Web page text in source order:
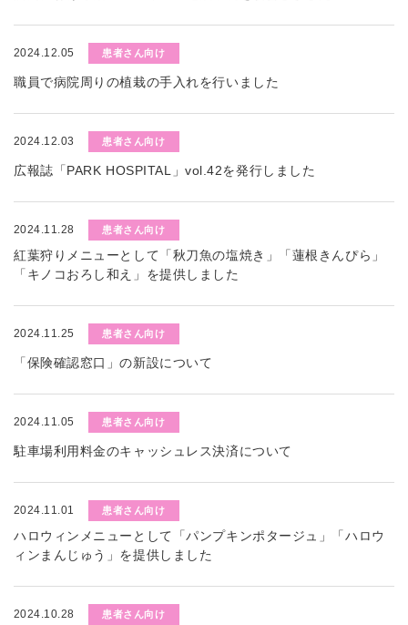
2024.12.05 患者さん向け
職員で病院周りの植栽の手入れを行いました
2024.12.03 患者さん向け
広報誌「PARK HOSPITAL」vol.42を発行しました
2024.11.28 患者さん向け
紅葉狩りメニューとして「秋刀魚の塩焼き」「蓮根きんぴら」
「キノコおろし和え」を提供しました
2024.11.25 患者さん向け
「保険確認窓口」の新設について
2024.11.05 患者さん向け
駐車場利用料金のキャッシュレス決済について
2024.11.01 患者さん向け
ハロウィンメニューとして「パンプキンポタージュ」「ハロウ
ィンまんじゅう」を提供しました
2024.10.28 患者さん向け